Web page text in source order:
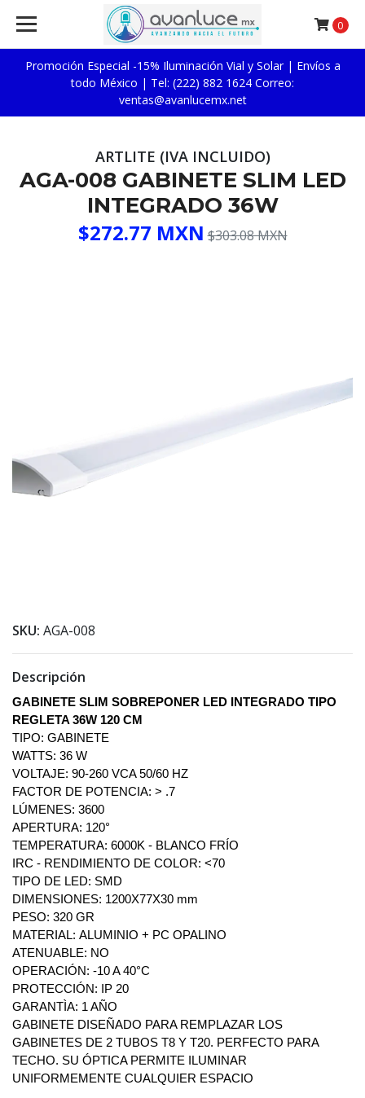
Promoción Especial -15% Iluminación Vial y Solar | Envíos a
todo México | Tel: (222) 882 1624 Correo:
ventas@avanlucemx.net
0
ARTLITE (IVA INCLUIDO)
AGA-008 GABINETE SLIM LED
INTEGRADO 36W
$272.77 MXN $303.08 MXN
SKU: AGA-008
Descripción
GABINETE SLIM SOBREPONER LED INTEGRADO TIPO
REGLETA 36W 120 CM
TIPO: GABINETE
WATTS: 36 W
VOLTAJE: 90-260 VCA 50/60 HZ
FACTOR DE POTENCIA: > .7
LÚMENES: 3600
APERTURA: 120°
TEMPERATURA: 6000K - BLANCO FRÍO
IRC - RENDIMIENTO DE COLOR: <70
TIPO DE LED: SMD
DIMENSIONES: 1200X77X30 mm
PESO: 320 GR
MATERIAL: ALUMINIO + PC OPALINO
ATENUABLE: NO
OPERACIÓN: -10 A 40°C
PROTECCIÓN: IP 20
GARANTÌA: 1 AÑO
GABINETE DISEÑADO PARA REMPLAZAR LOS
GABINETES DE 2 TUBOS T8 Y T20. PERFECTO PARA
TECHO. SU ÓPTICA PERMITE ILUMINAR
UNIFORMEMENTE CUALQUIER ESPACIO